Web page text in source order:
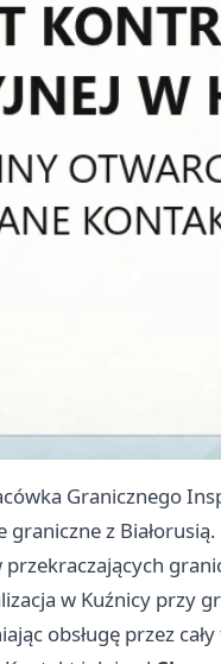
Granicznego
z
w Kuźnicy przy
obsługę przez